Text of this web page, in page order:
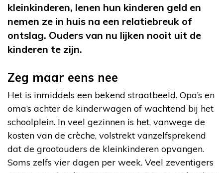
kleinkinderen, lenen hun kinderen geld en
nemen ze in huis na een relatiebreuk of
ontslag. Ouders van nu lijken nooit uit de
kinderen te zijn.
Zeg maar eens nee
Het is inmiddels een bekend straatbeeld. Opa’s en
oma’s achter de kinderwagen of wachtend bij het
schoolplein. In veel gezinnen is het, vanwege de
kosten van de crèche, volstrekt vanzelfsprekend
dat de grootouders de kleinkinderen opvangen.
Soms zelfs vier dagen per week. Veel zeventigers